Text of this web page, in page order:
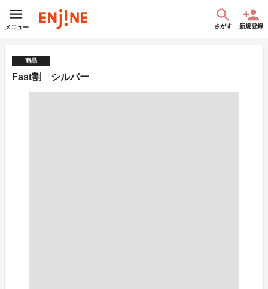
メニュー さがす 新規登録
商品
Fast割 シルバー